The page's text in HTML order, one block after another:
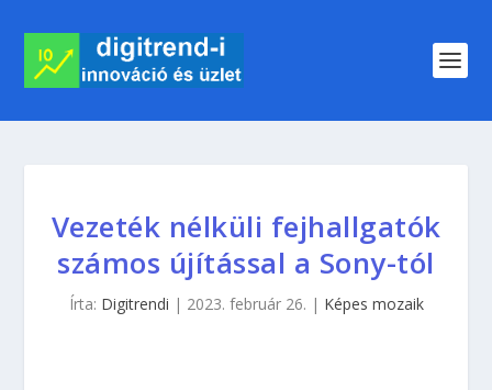
Vezeték nélküli fejhallgatók
számos újítással a Sony-tól
Írta: Digitrendi | 2023. február 26. | Képes mozaik